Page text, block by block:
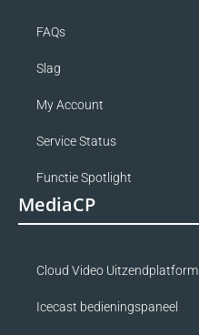
FAQs
Slag
My Account
Service Status
Functie Spotlight
MediaCP
Cloud Video Uitzendplatform
Icecast bedieningspaneel